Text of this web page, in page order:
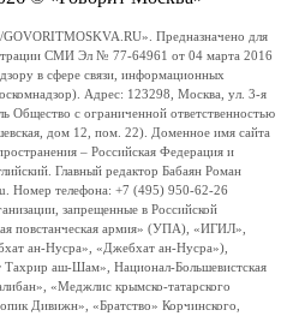
Предназначено для
СМИ Эл № 77-64961 от 04 марта 2016
в сфере связи, информационных
Адрес: 123298, Москва, ул. 3-я
Общество с ограниченной ответственностью
дом 12, пом. 22). Доменное имя сайта
– Российская Федерация и
Главный редактор Бабаян Роман
Номер телефона: +7 (495) 950-62-26
запрещенные в Российской
повстанческая армия» (УПА), «ИГИЛ»,
ан-Нусра», «Джебхат ан-Нусра»),
Тахрир аш-Шам», Национал-Большевистская
«Меджлис крымско-татарского
Дивижн», «Братство» Корчинского,